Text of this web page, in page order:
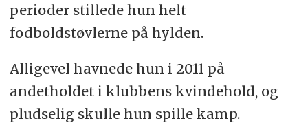
perioder stillede hun helt
fodboldstøvlerne på hylden.
Alligevel havnede hun i 2011 på
andetholdet i klubbens kvindehold, og
pludselig skulle hun spille kamp.